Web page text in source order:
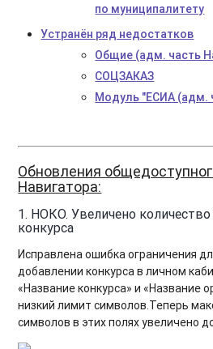
по муниципалитету
Устранён ряд недостатков
Общие (адм. часть
СОЦЗАКАЗ
Модуль "ЕСИА (адм.
Обновления
Навигатора:
1. НОКО.Увеличено
конкурса
Исправлена ошибка ограничения
добавлении конкурса в личном
«Название конкурса» и «Название
низкий лимит символов.Теперь
символов в этих полях увеличено